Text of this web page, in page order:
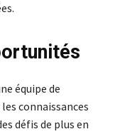
équipe de
connaissances
défis de plus en